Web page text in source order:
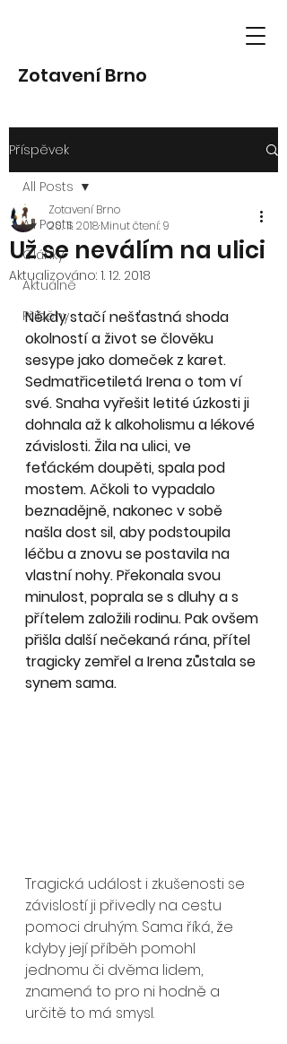
Zotavení Brno
Příspěvek
All Posts
Články
Aktuálně
Příběhy
All Posts
Už se neválím na ulici
Zotavení Brno
20. 11. 2018Minut čtení: 9
Aktualizováno: 1. 12. 2018
Někdy stačí nešťastná shoda
okolností a život se člověku
sesype jako domeček z karet.
Sedmatřicetiletá Irena o tom ví
své. Snaha vyřešit letité úzkosti ji
dohnala až k alkoholismu a lékové
závislosti. Žila na ulici, ve
feťáckém doupěti, spala pod
mostem. Ačkoli to vypadalo
beznadějně, nakonec v sobě
našla dost sil, aby podstoupila
léčbu a znovu se postavila na
vlastní nohy. Překonala svou
minulost, poprala se s dluhy a s
přítelem založili rodinu. Pak ovšem
přišla další nečekaná rána, přítel
tragicky zemřel a Irena zůstala se
synem sama.
Tragická událost i zkušenosti se
závislostí ji přivedly na cestu
pomoci druhým. Sama říká, že
kdyby její příběh pomohl
jednomu či dvěma lidem,
znamená to pro ni hodně a
určitě to má smysl.